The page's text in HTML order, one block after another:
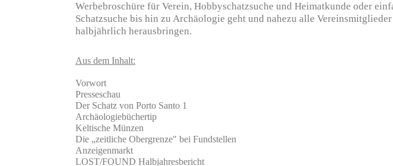
Werbebroschüre für Verein, Hobbyschatzsuche und Heimatkunde oder
Schatzsuche bis hin zu Archäologie geht und nahezu alle
halbjährlich herausbringen.
Aus dem Inhalt:
Vorwort
Presseschau
Der Schatz von Porto Santo 1
Archäologiebüchertip
Keltische Münzen
Die „zeitliche Obergrenze" bei Fundstellen
Anzeigenmarkt
LOST/FOUND Halbjahresbericht